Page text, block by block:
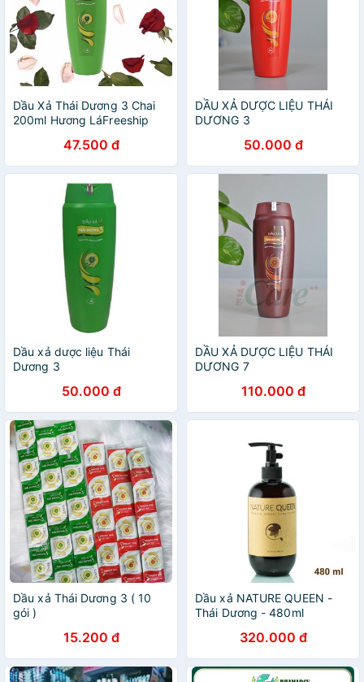
Dầu Xả Thái Dương 3 Chai
200ml Hương LáFreeship
47.500 đ
DẦU XẢ DƯỢC LIỆU THÁI
DƯƠNG 3
50.000 đ
Dầu xả dược liệu Thái
Dương 3
50.000 đ
DẦU XẢ DƯỢC LIỆU THÁI
DƯƠNG 7
110.000 đ
Dầu xả Thái Dương 3 ( 10
gói )
15.200 đ
Dầu xả NATURE QUEEN -
Thái Dương - 480ml
320.000 đ